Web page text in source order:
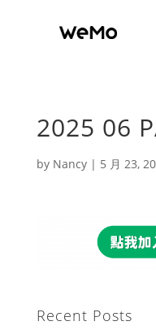
2025 06
by Nancy| 5 月 23,
Recent Posts